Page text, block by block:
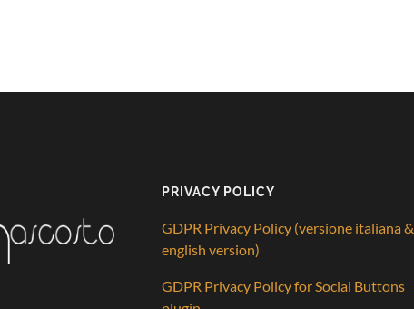
PRIVACY POLICY
GDPR Privacy Policy (versione italiana &
english version)
GDPR Privacy Policy for Social Buttons